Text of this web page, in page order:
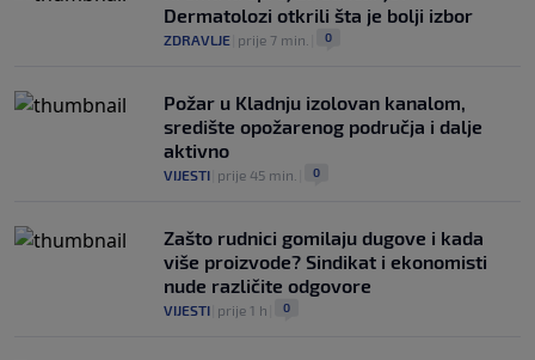
Dermatolozi otkrili šta je bolji izbor
ZDRAVLJE prije 7 min. 0
Požar u Kladnju izolovan kanalom,
središte opožarenog područja i dalje
aktivno
VIJESTI prije 45 min. 0
Zašto rudnici gomilaju dugove i kada
više proizvode? Sindikat i ekonomisti
nude različite odgovore
VIJESTI prije 1 h 0